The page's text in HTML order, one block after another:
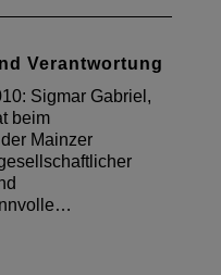
Verantwortung
Sigmar Gabriel,
beim
Mainzer